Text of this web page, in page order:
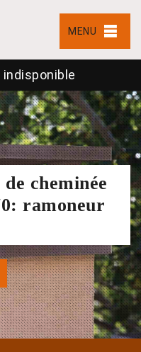
MENU
indisponible
cheminée
ramoneur